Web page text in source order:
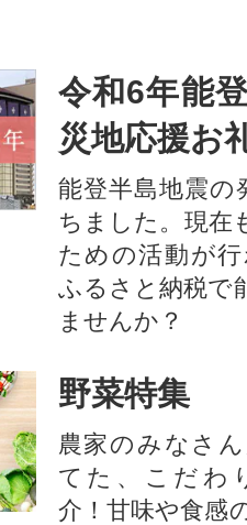
令和6年能
災地応援お
能登半島地震の
ちました。現在
ための活動が
ふるさと納税で
ませんか？
野菜特集
農家のみなさ
てた、こだわ
介！甘味や食感